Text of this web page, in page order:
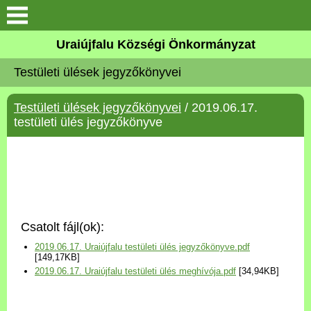
Köszöntő
Elérhetőségek
Uraiújfalu
Választási információk
Versenyképes Járások
Uraiújfalu Községi Önkormányzat
Testületi ülések jegyzőkönyvei
Testületi ülések jegyzőkönyvei / 2019.06.17.
testületi ülés jegyzőkönyve
Csatolt fájl(ok):
2019.06.17. Uraiújfalu testületi ülés jegyzőkönyve.pdf
[149,17KB]
2019.06.17. Uraiújfalu testületi ülés meghívója.pdf [34,94KB]